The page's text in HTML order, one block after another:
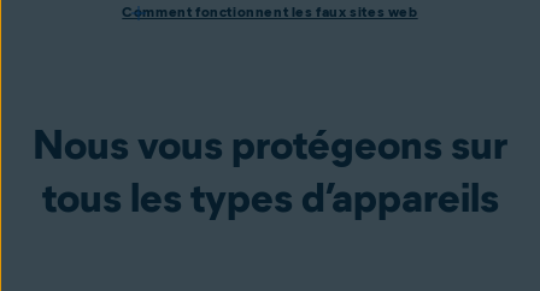
Les faux sites web sont couramment utilisés par les
pour voler des informations (mots de passe et autres
données personnelles). Premium Security vous avertit des
sites web dangereux avant de les charger, ce qui vous
Comment fonctionnent les faux sites web
Nous vous protégeons sur
tous les types d’appareils